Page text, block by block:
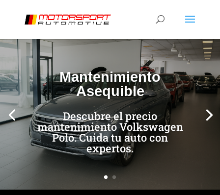
Mantenimiento
Asequible
Descubre el precio
mantenimiento Volkswagen
Polo. Cuida tu auto con
expertos.
[/et_pb_slide][/et_pb_slide]